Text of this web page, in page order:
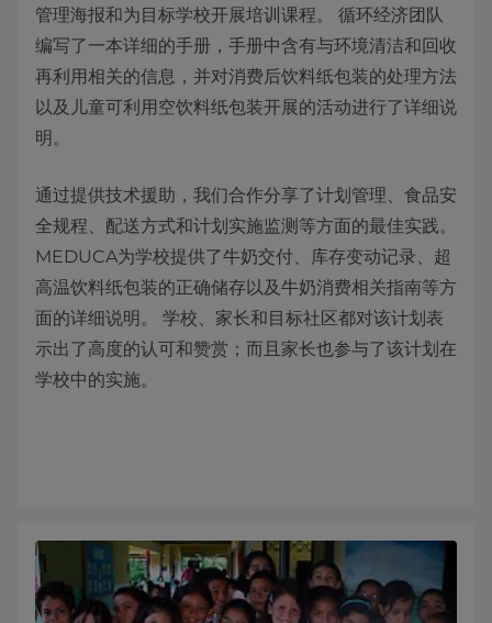
管理海报和为目标学校开展培训课程。 循环经济团队
编写了一本详细的手册，手册中含有与环境清洁和回收
再利用相关的信息，并对消费后饮料纸包装的处理方法
以及儿童可利用空饮料纸包装开展的活动进行了详细说
明。
通过提供技术援助，我们合作分享了计划管理、食品安
全规程、配送方式和计划实施监测等方面的最佳实践。
MEDUCA为学校提供了牛奶交付、库存变动记录、超
高温饮料纸包装的正确储存以及牛奶消费相关指南等方
面的详细说明。 学校、家长和目标社区都对该计划表
示出了高度的认可和赞赏；而且家长也参与了该计划在
学校中的实施。